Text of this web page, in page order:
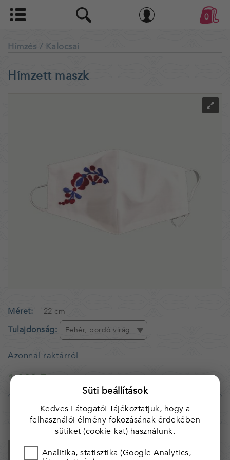
0
Hímzés / Kalocsai
Hímzett maszk
Méret 22 cm
Tulajdonság Fehér, bordó virág
Azonnal raktárról
1 990 Ft
KOSÁRBA
Süti beállítások
Kedves Látogató! Tájékoztatjuk, hogy a
felhasználói élmény fokozásának érdekében
sütiket (cookie-kat) használunk.
Analitika, statisztika (Google Analytics,